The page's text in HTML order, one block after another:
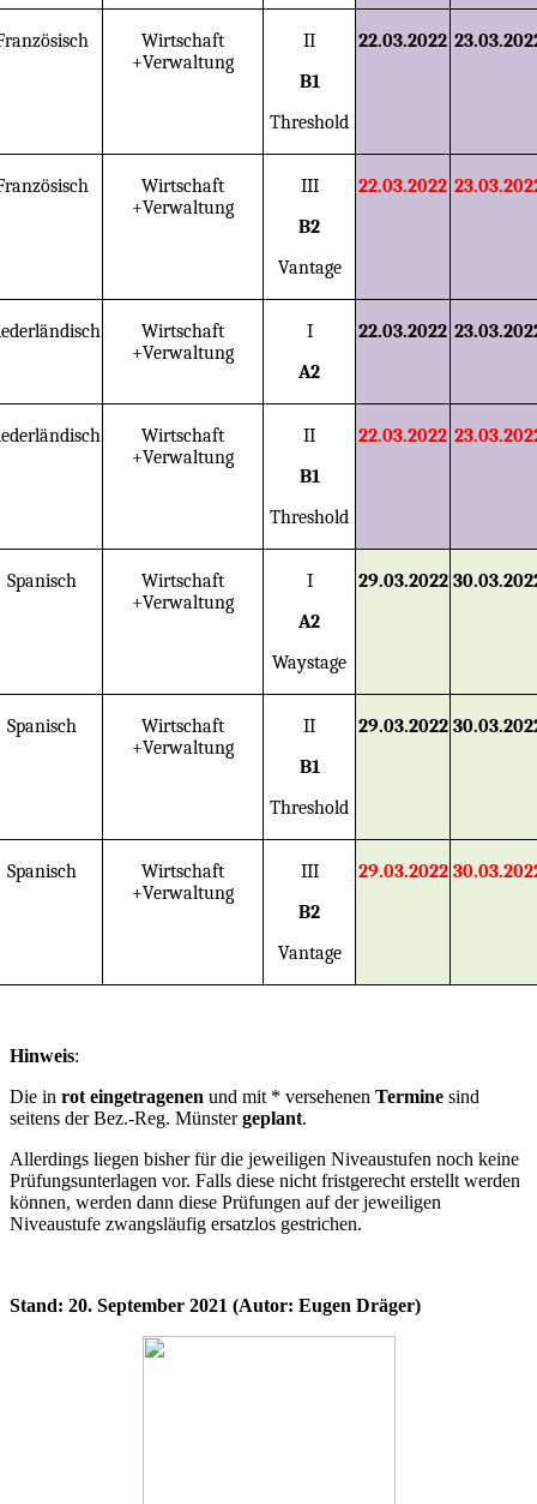
Wirtschaft
+Verwaltung
II
B1
Threshold
22.03.2022
Wirtschaft
+Verwaltung
III
B2
Vantage
22.03.2022
Wirtschaft
+Verwaltung
I
A2
22.03.2022
Wirtschaft
+Verwaltung
II
B1
Threshold
22.03.2022
Spanisch
Wirtschaft
+Verwaltung
I
A2
Waystage
29.03.2022
Spanisch
Wirtschaft
+Verwaltung
II
B1
Threshold
29.03.2022
Spanisch
Wirtschaft
+Verwaltung
III
B2
Vantage
29.03.2022
Hinweis:
Die in rot eingetragenen und mit * versehenen Termine sind
seitens der Bez.-Reg. Münstergeplant.
Allerdings liegen bisher für die jeweiligen Niveaustufen noch keine
Prüfungsunterlagen vor. Falls diese nicht fristgerecht erstellt werden
können, werden dann diese Prüfungen auf der jeweiligen
Niveaustufe zwangsläufig ersatzlos gestrichen.
Stand: 20. September 2021 (Autor: Eugen Dräger)